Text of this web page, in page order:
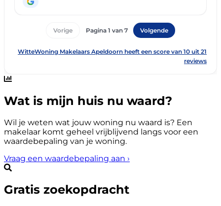
Wat is mijn huis nu waard?
Wil je weten wat jouw woning nu waard is? Een
makelaar komt geheel vrijblijvend langs voor een
waardebepaling van je woning.
Vraag een waardebepaling aan ›
Gratis zoekopdracht